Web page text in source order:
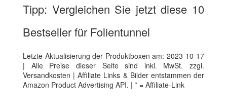
Tipp: Vergleichen Sie jetzt diese 10
Bestseller für Folientunnel
Letzte Aktualisierung der Produktboxen am: 2023-10-17
| Alle Preise dieser Seite sind inkl. MwSt. zzgl.
Versandkosten | Affiliate Links & Bilder entstammen der
Amazon Product Advertising API. | * = Affiliate-Link